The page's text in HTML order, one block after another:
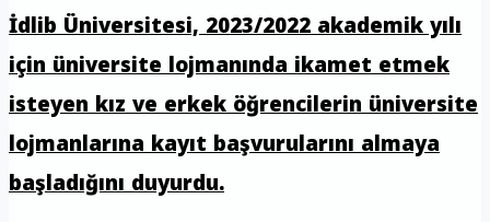
İdlib Üniversitesi, 2023/2022 akademik yılı
için üniversite lojmanında ikamet etmek
isteyen kız ve erkek öğrencilerin üniversite
lojmanlarına kayıt başvurularını almaya
başladığını duyurdu.